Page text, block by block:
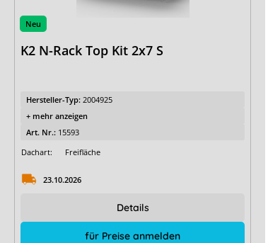
K2-Flachdach
K2-Trapezdach-Sandwich-
Wellfaserzement
Schletter-Schrägdach-Aufständerung
Schletter-Flachdach FixGridPro
Schletter-Schrägdach
Neu
K2 N-Rack Top Kit 2x7 S
Hersteller-Typ: 2004925
+ mehr anzeigen
Art. Nr.: 15593
Dachart:
Freifläche
23.10.2026
für Preise anmelden
Details